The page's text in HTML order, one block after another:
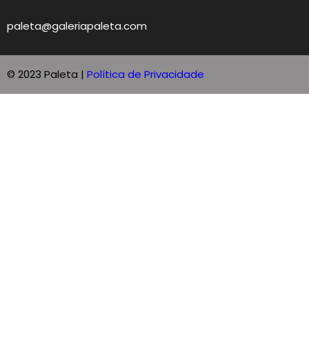
paleta@galeriapaleta.com
© 2023 Paleta | Política de Privacidade